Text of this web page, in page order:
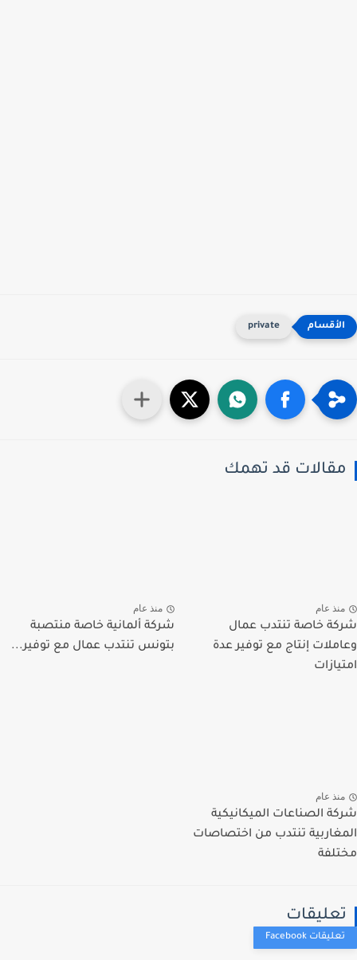
private
قد تهمك
عام
خاصة تنتدب عمال
إنتاج مع توفير عدة
منذ عام
شركة ألمانية خاصة منتصبة
بتونس تنتدب عمال مع توفير...
عام
الصناعات الميكانيكية
تنتدب من اختصاصات